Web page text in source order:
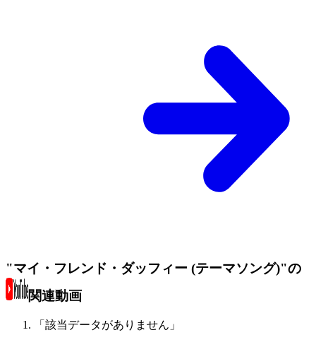
"マイ・フレンド・ダッフィー (テーマソング)"の
関連動画
「該当データがありません」